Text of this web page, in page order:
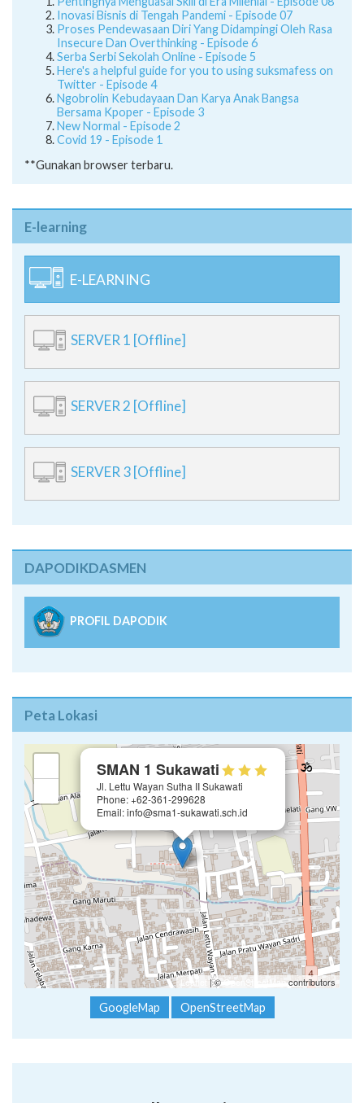
Pentingnya Menguasai Skill di Era Milenial - Episode 08
Inovasi Bisnis di Tengah Pandemi - Episode 07
Proses Pendewasaan Diri Yang Didampingi Oleh Rasa
Insecure Dan Overthinking - Episode 6
Serba Serbi Sekolah Online - Episode 5
Here's a helpful guide for you to using suksmafess on
Twitter - Episode 4
Ngobrolin Kebudayaan Dan Karya Anak Bangsa
Bersama Kpoper - Episode 3
New Normal - Episode 2
Covid 19 - Episode 1
**Gunakan browser terbaru.
E-learning
E-LEARNING
SERVER 1 [Offline]
SERVER 2 [Offline]
SERVER 3 [Offline]
DAPODIKDASMEN
PROFIL DAPODIK
Peta Lokasi
SMAN 1 Sukawati
Jl. Lettu Wayan Sutha II Sukawati
Phone: +62-361-299628
Email: info@sma1-sukawati.sch.id
+
−
Leaflet | ©OpenStreetMapcontributors
GoogleMap OpenStreetMap